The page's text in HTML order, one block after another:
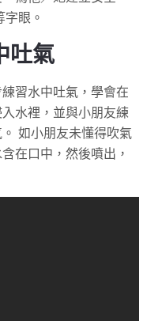
眼。
吐氣
習水中吐氣，學會在
水裡，並與小朋友練
如小朋友未懂得吹氣
在口中，然後噴出，